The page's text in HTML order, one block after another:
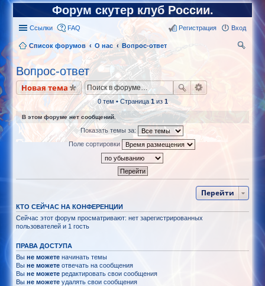
Форум скутер клуб России.
Ссылки FAQ Вход
Регистрация
Список форумов О нас
Вопрос-ответ
Вопрос-ответ
Новая тема
0 тем • Страница 1из 1
В этом форуме нет сообщений.
Показать темы за:
Поле сортировки
Перейти
КТО СЕЙЧАС НА КОНФЕРЕНЦИИ
Сейчас этот форум просматривают: нет зарегистрированных
пользователей и 1 гость
ПРАВА ДОСТУПА
Выне можете начинать темы
Выне можете отвечать на сообщения
Выне можете редактировать свои сообщения
Выне можете удалять свои сообщения